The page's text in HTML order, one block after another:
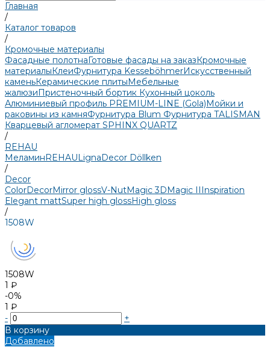
Главная
/
Каталог товаров
/
Кромочные материалы
Фасадные полотнаГотовые фасады на заказКромочные
материалыКлеиФурнитура KesseböhmerИскусственный
каменьКерамические плитыМебельные
жалюзиПристеночный бортик Кухонный цоколь
Алюминиевый профиль PREMIUM-LINE (Gola)Мойки и
раковины из камняФурнитура Blum Фурнитура TALISMAN
Кварцевый агломерат SPHINX QUARTZ
/
REHAU
МеламинREHAULignaDecor Döllken
/
Decor
ColorDecorMirror glossV-NutMagic 3DMagic IIInspiration
Elegant mattSuper high glossHigh gloss
/
1508W
1508W
1 ₽
-0%
1 ₽
-
+
В корзину
Добавлено